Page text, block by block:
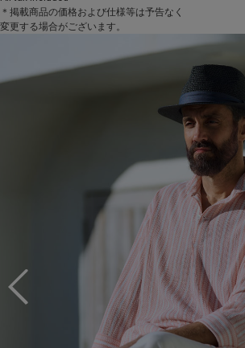
＊掲載商品の価格および仕様等は予告なく
変更する場合がございます。